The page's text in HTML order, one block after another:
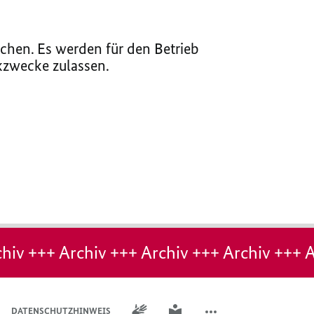
Es werden für den Betrieb
zulassen.
+++ Archiv +++ Archiv +++ Archiv
DATENSCHUTZHINWEIS GEBÄRDENSPRACHE
LEICHTE SPRACHE